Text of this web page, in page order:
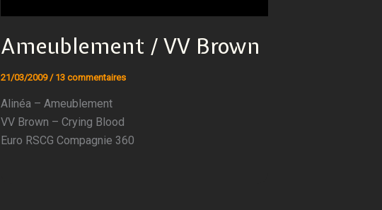
Ameublement / VV Brown
21/03/2009 / 13 commentaires
Alinéa – Ameublement
VV Brown – Crying Blood
Euro RSCG Compagnie 360